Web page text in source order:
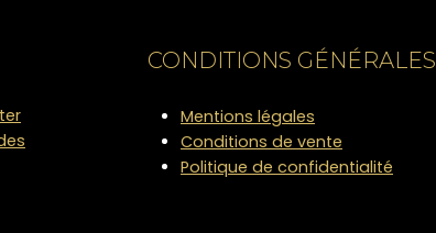
CONDITIONS GÉNÉRALES
Mentions légales
Conditions de vente
Politique de confidentialité